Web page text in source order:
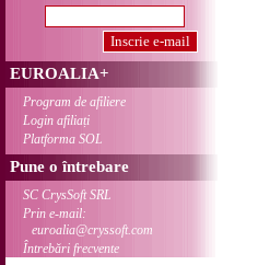
EUROALIA+
Program de afiliere
Login afiliați
Platforma SOL
Pune o întrebare
SC CrysSoft SRL
Prin e-mail:
euroalia@cryssoft.com
Întrebări frecvente